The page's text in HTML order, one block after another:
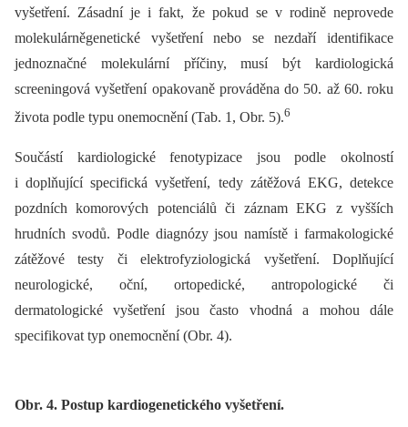
vyšetření. Zásadní je i fakt, že pokud se v rodině neprovede
molekulárněgenetické vyšetření nebo se nezdaří identifikace
jednoznačné molekulární příčiny, musí být kardiologická
screeningová vyšetření opakovaně prováděna do 50. až 60. roku
života podle typu onemocnění (Tab. 1, Obr. 5).6
Součástí kardiologické fenotypizace jsou podle okolností
i doplňující specifická vyšetření, tedy zátěžová EKG, detekce
pozdních komorových potenciálů či záznam EKG z vyšších
hrudních svodů. Podle diagnózy jsou namístě i farmakologické
zátěžové testy či elektrofyziologická vyšetření. Doplňující
neurologické, oční, ortopedické, antropologické či
dermatologické vyšetření jsou často vhodná a mohou dále
specifikovat typ onemocnění (Obr. 4).
Obr. 4. Postup kardiogenetického vyšetření.